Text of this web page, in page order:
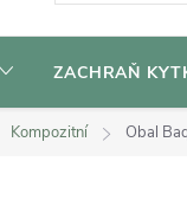
ZACHRAŇ
Kompozitní Obal